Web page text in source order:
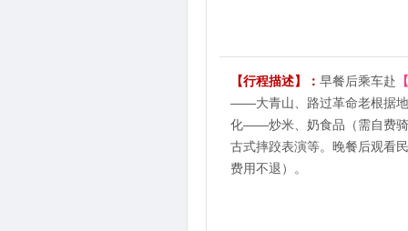
【行程描述】： 早餐后乘车赴
——大青山、路过革命老根据
化——炒米、奶食品（需自费
古式摔跤表演等。晚餐后观看
费用不退）。